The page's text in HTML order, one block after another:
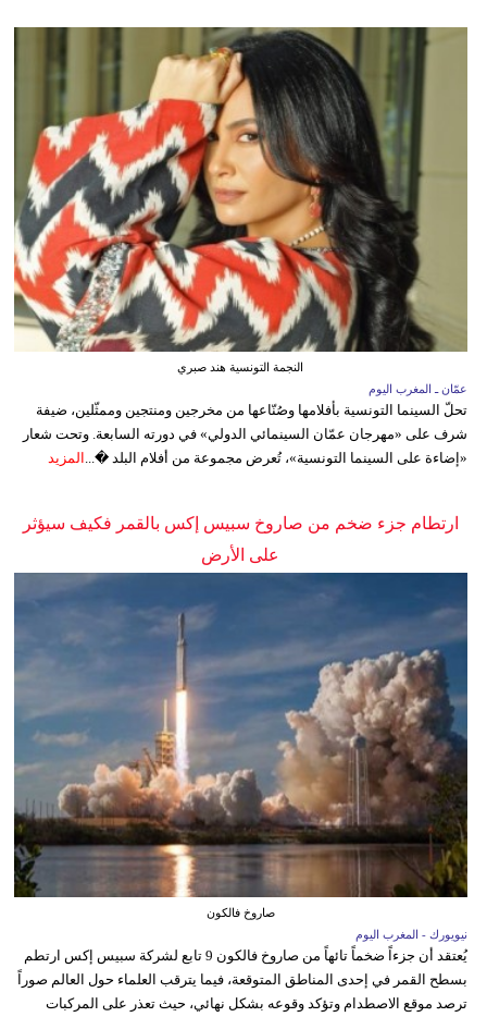
النجمة التونسية هند صبري
عمّان ـ المغرب اليوم
تحلّ السينما التونسية بأفلامها وصُنّاعها من مخرجين ومنتجين وممثّلين، ضيفة
شرف على «مهرجان عمّان السينمائي الدولي» في دورته السابعة. وتحت شعار
«إضاءة على السينما التونسية»، تُعرض مجموعة من أفلام البلد �... المزيد
ارتطام جزء ضخم من صاروخ سبيس إكس بالقمر فكيف سيؤثر
على الأرض
صاروخ فالكون
نيويورك - المغرب اليوم
يُعتقد أن جزءاً ضخماً تائهاً من صاروخ فالكون 9 تابع لشركة سبيس إكس ارتطم
بسطح القمر في إحدى المناطق المتوقعة، فيما يترقب العلماء حول العالم صوراً
ترصد موقع الاصطدام وتؤكد وقوعه بشكل نهائي، حيث تعذر على المركبات